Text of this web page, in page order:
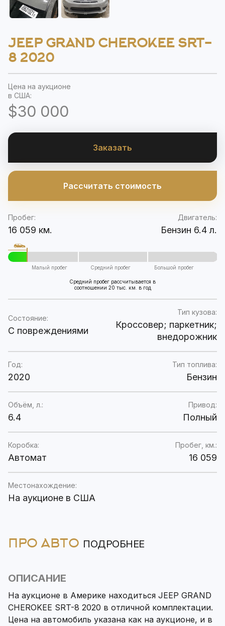
JEEP GRAND CHEROKEE SRT-
8 2020
Цена на аукционе
в США:
$30 000
Заказать
Рассчитать стоимость
Пробег:
16 059 км.
Двигатель:
Бензин 6.4 л.
Малый пробег Средний пробег Большой пробег
Средний пробег рассчитывается в
соотношении 20 тыс. км. в год
Состояние:
C повреждениями
Тип кузова:
Кроссовер; паркетник;
внедорожник
Год:
2020
Тип топлива:
Бензин
Объём, л.:
6.4
Привод:
Полный
Коробка:
Автомат
Пробег, км.:
16 059
Местонахождение:
На аукционе в США
ПРО АВТО ПОДРОБНЕЕ
ОПИСАНИЕ
На аукционе в Америке находиться JEEP GRAND
CHEROKEE SRT-8 2020 в отличной комплектации.
Цена на автомобиль указана как на аукционе, и в